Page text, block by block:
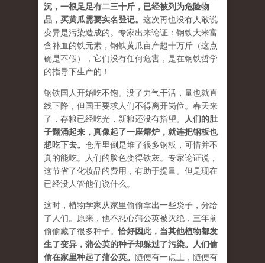
沉，一根足足有二三十斤，已经被列为危险物
品，买黄瓜需要实名登记。 这次再也没有人敢说
变异是污染造成的。专家出来论证：钢铁大米富
含补血的铁元素，钢铁黄瓜亩产超十万斤（这点
确是不假），它们没有任何危害，是在钢铁哲学
的指导下生产的！
钢铁国人开始吃不饱。没了力气干活，量也就直
线下降，但国王要求人们不得离开岗位。春天来
了，存粮已经吃光，新粮还没有指望。
人们的肚
子翻涌起来，真像起了一座熔炉，就连把钢板也
想吃下去。 仓库里倒是堆了很多钢板，可惜并不
真的能吃。人们的脸色变得铁灰。专家论证说，
这节省了化妆品的费用，有助于提量。但是现在
已经没人管他们说什么。
这时，植物学家从家里偷偷拿出一些袋子，分给
了人们。原来，他不忍心蒲公英被灭绝，三年前
偷偷藏了很多种子。恰好因此，当其他植物都发
生了变异，蒲公英的种子却躲过了污染。人们偷
偷在家里种起了蒲公英。 随便有一点土，随便有